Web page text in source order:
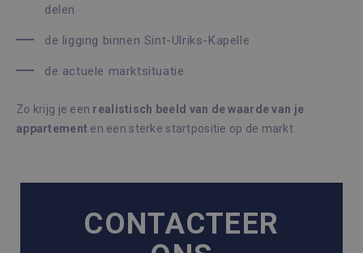
delen
de ligging binnen Sint-Ulriks-Kapelle
de actuele marktsituatie
Zo krijg je een realistisch beeld van de waarde van je
appartement en een sterke startpositie op de markt.
CONTACTEER